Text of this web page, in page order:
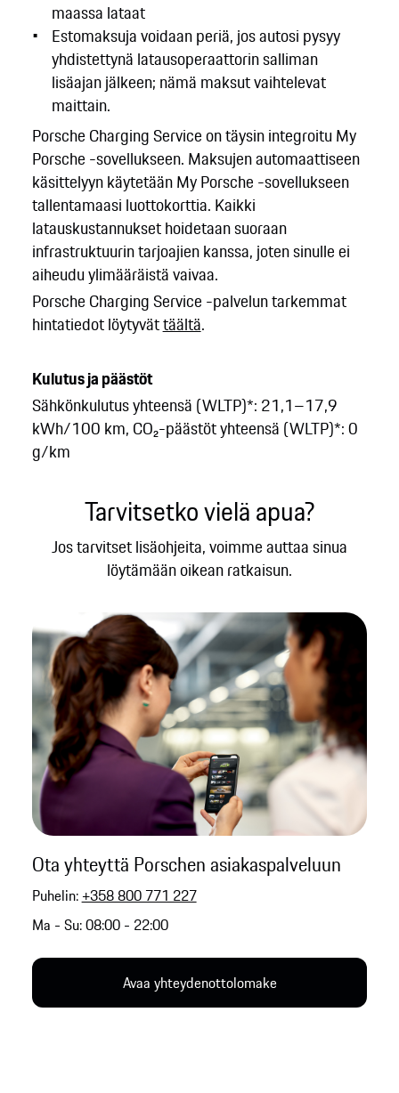
maassa lataat
Estomaksuja voidaan periä, jos autosi pysyy
yhdistettynä latausoperaattorin salliman
lisäajan jälkeen; nämä maksut vaihtelevat
maittain.
Porsche Charging Service on täysin integroitu My
Porsche -sovellukseen. Maksujen automaattiseen
käsittelyyn käytetään My Porsche -sovellukseen
tallentamaasi luottokorttia. Kaikki
latauskustannukset hoidetaan suoraan
infrastruktuurin tarjoajien kanssa, joten sinulle ei
aiheudu ylimääräistä vaivaa.
Porsche Charging Service -palvelun tarkemmat
hintatiedot löytyvättäältä.
Kulutus ja päästöt
Sähkönkulutus yhteensä (WLTP)*: 21,1–17,9
kWh/100 km, CO₂-päästöt yhteensä (WLTP)*: 0
g/km
Tarvitsetko vielä apua?
Jos tarvitset lisäohjeita, voimme auttaa sinua
löytämään oikean ratkaisun.
Ota yhteyttä Porschen asiakaspalveluun
Puhelin: +358 800 771 227
Ma - Su: 08:00 - 22:00
Avaa yhteydenottolomake